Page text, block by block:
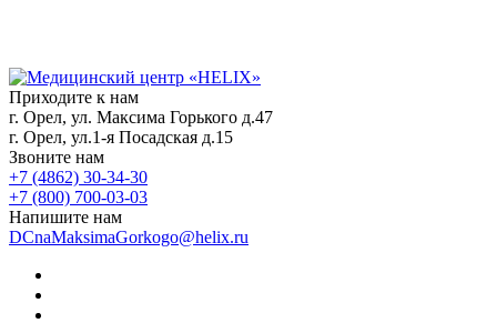
Приходите к нам
г. Орел, ул. Максима Горького д.47
г. Орел, ул.1-я Посадская д.15
Звоните нам
+7 (4862) 30-34-30
+7 (800) 700-03-03
Напишите нам
DCnaMaksimaGorkogo@helix.ru